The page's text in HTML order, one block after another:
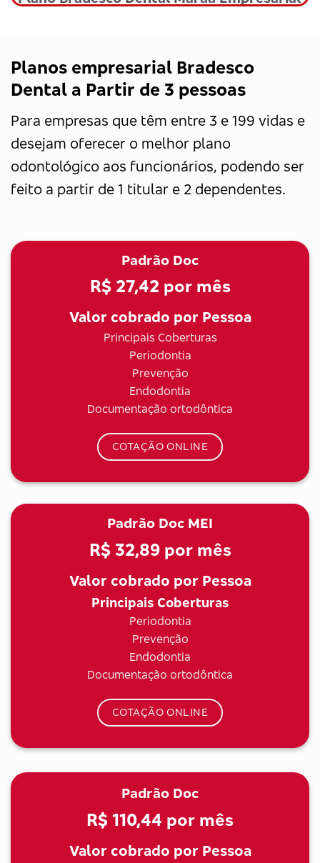
Planos empresarial Bradesco
Dental a Partir de 3 pessoas
Para empresas que têm entre 3 e 199 vidas e
desejam oferecer o melhor plano
odontológico aos funcionários, podendo ser
feito a partir de 1 titular e 2 dependentes.
Padrão Doc
R$ 27,42 por mês
Valor cobrado por Pessoa
Principais Coberturas
Periodontia
Prevenção
Endodontia
Documentação ortodôntica
COTAÇÃO ONLINE
Padrão Doc MEI
R$ 32,89por mês
Valor cobrado por Pessoa
Principais Coberturas
Periodontia
Prevenção
Endodontia
Documentação ortodôntica
COTAÇÃO ONLINE
Padrão Doc
R$ 110,44 por mês
Valor cobrado por Pessoa